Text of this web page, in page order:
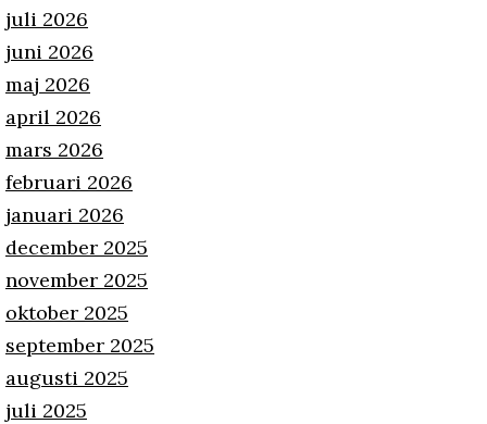
juli 2026
juni 2026
maj 2026
april 2026
mars 2026
februari 2026
januari 2026
december 2025
november 2025
oktober 2025
september 2025
augusti 2025
juli 2025